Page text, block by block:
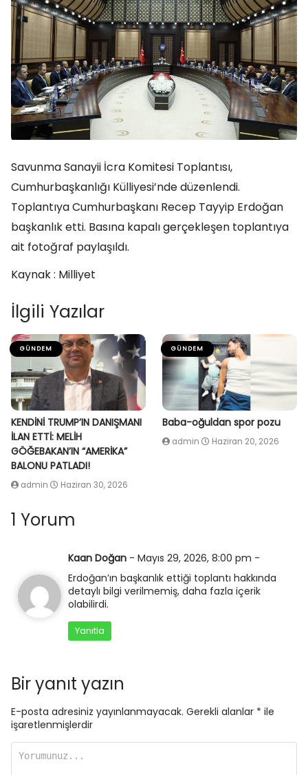
Savunma Sanayii İcra Komitesi Toplantısı,
Cumhurbaşkanlığı Külliyesi’nde düzenlendi.
Toplantıya Cumhurbaşkanı Recep Tayyip Erdoğan
başkanlık etti. Basına kapalı gerçekleşen toplantıya
ait fotoğraf paylaşıldı.
Kaynak : Milliyet
İlgili Yazılar
GÜNDEM
KENDİNİ TRUMP’IN DANIŞMANI
İLAN ETTİ: MELİH
GÖĞEBAKAN’IN “AMERİKA”
BALONU PATLADI!
admin Haziran 30, 2026
GÜNDEM
Baba-oğuldan spor pozu
admin Haziran 20, 2026
1 Yorum
Kaan Doğan -Mayıs 29, 2026, 8:00 pm -
Erdoğan’ın başkanlık ettiği toplantı hakkında
detaylı bilgi verilmemiş, daha fazla içerik
olabilirdi.
Yanıtla
Bir yanıt yazın
E-posta adresiniz yayınlanmayacak. Gerekli alanlar * ile
işaretlenmişlerdir